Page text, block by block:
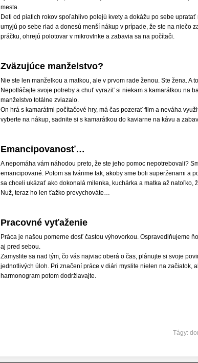
mesta.
Deti od piatich rokov spoľahlivo polejú kvety a dokážu po sebe
umyjú po sebe riad a donesú menší nákup v prípade, že ste na niečo
práčku, ohrejú polotovar v mikrovlnke a zabavia sa na počítači.
Zväzujúce manželstvo?
Nie ste len manželkou a matkou, ale v prvom rade ženou. Ste žena. A
Nepotláčajte svoje potreby a chuť vyraziť si niekam s kamarátkou na
manželstvo totálne zviazalo.
On hrá s kamarátmi počítačové hry, má čas pozerať film a neváha
vyberte na nákup, sadnite si s kamarátkou do kaviarne na kávu a
Emancipovanosť…
A nepomáha vám náhodou preto, že ste jeho pomoc nepotrebovali?
emancipované. Potom sa tvárime tak, akoby sme boli superženami a
sa chceli ukázať ako dokonalá milenka, kuchárka a matka až natoľko,
Nuž, teraz ho len ťažko prevychováte…
Pracovné vyťaženie
Práca je našou pomerne dosť častou výhovorkou. Ospravedlňujeme
aj pred sebou.
Zamyslite sa nad tým, čo vás najviac oberá o čas, plánujte si svoje
jednotlivých úloh. Pri značení práce v diári myslite nielen na začiatok,
harmonogram potom dodržiavajte.
Tágy: